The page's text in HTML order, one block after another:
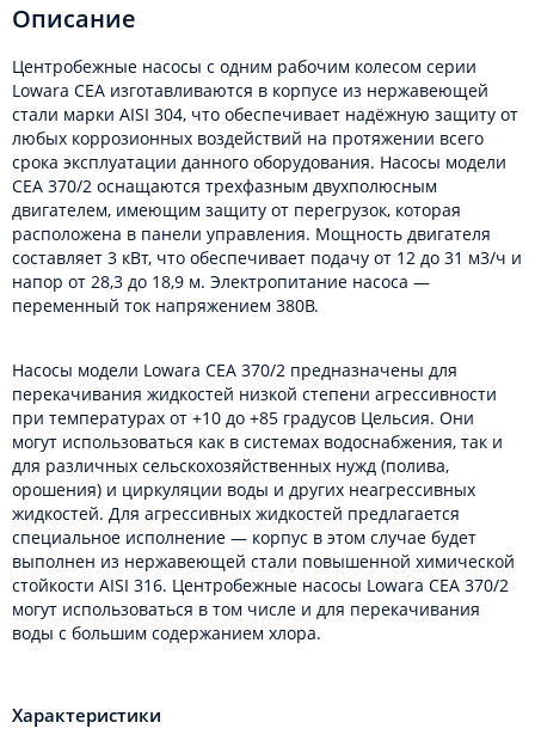
Описание
Центробежные насосы с одним рабочим колесом серии
Lowara CEA изготавливаются в корпусе из нержавеющей
стали марки AISI 304, что обеспечивает надёжную защиту от
любых коррозионных воздействий на протяжении всего
срока эксплуатации данного оборудования. Насосы модели
CEA 370/2 оснащаются трехфазным двухполюсным
двигателем, имеющим защиту от перегрузок, которая
расположена в панели управления. Мощность двигателя
составляет 3 кВт, что обеспечивает подачу от 12 до 31 м3/ч и
напор от 28,3 до 18,9 м. Электропитание насоса —
переменный ток напряжением 380В.
Насосы модели Lowara CEA 370/2 предназначены для
перекачивания жидкостей низкой степени агрессивности
при температурах от +10 до +85 градусов Цельсия. Они
могут использоваться как в системах водоснабжения, так и
для различных сельскохозяйственных нужд (полива,
орошения) и циркуляции воды и других неагрессивных
жидкостей. Для агрессивных жидкостей предлагается
специальное исполнение — корпус в этом случае будет
выполнен из нержавеющей стали повышенной химической
стойкости AISI 316. Центробежные насосы Lowara CEA 370/2
могут использоваться в том числе и для перекачивания
воды с большим содержанием хлора.
Характеристики